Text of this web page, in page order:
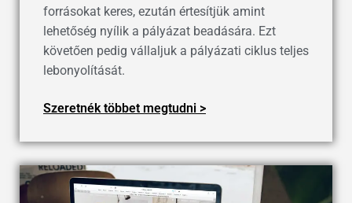
forrásokat keres, ezután értesítjük amint
lehetőség nyílik a pályázat beadására. Ezt
követően pedig vállaljuk a pályázati ciklus teljes
lebonyolítását.
Szeretnék többet megtudni >